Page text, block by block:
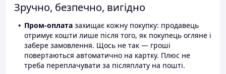
Зручно, безпечно, вигідно
Пром-оплата захищає кожну покупку: продавець
отримує кошти лише після того, як покупець огляне і
забере замовлення. Щось не так — гроші
повертаються автоматично на картку. Плюс не
треба переплачувати за післяплату на пошті.